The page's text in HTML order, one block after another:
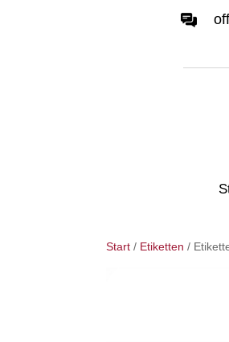
Start / Etiketten /